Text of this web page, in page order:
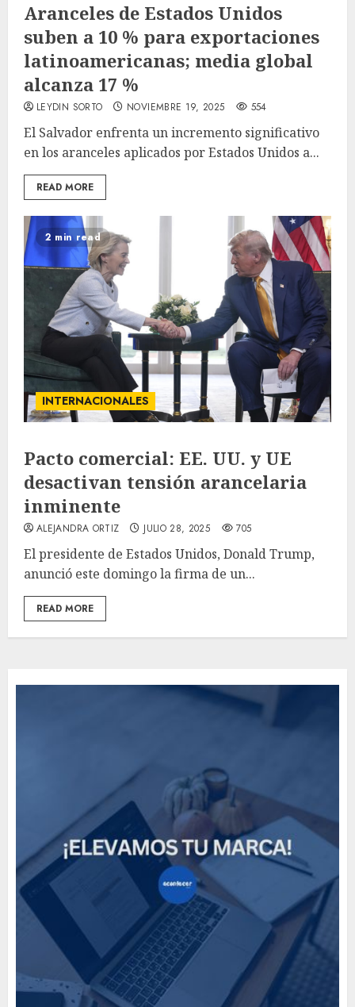
Aranceles de Estados Unidos
suben a 10 % para exportaciones
latinoamericanas; media global
alcanza 17 %
LEYDIN SORTO NOVIEMBRE 19, 2025 554
El Salvador enfrenta un incremento significativo
en los aranceles aplicados por Estados Unidos a...
READ MORE
2 min read
INTERNACIONALES
Pacto comercial: EE. UU. y UE
desactivan tensión arancelaria
inminente
ALEJANDRA ORTIZ JULIO 28, 2025 705
El presidente de Estados Unidos, Donald Trump,
anunció este domingo la firma de un...
READ MORE